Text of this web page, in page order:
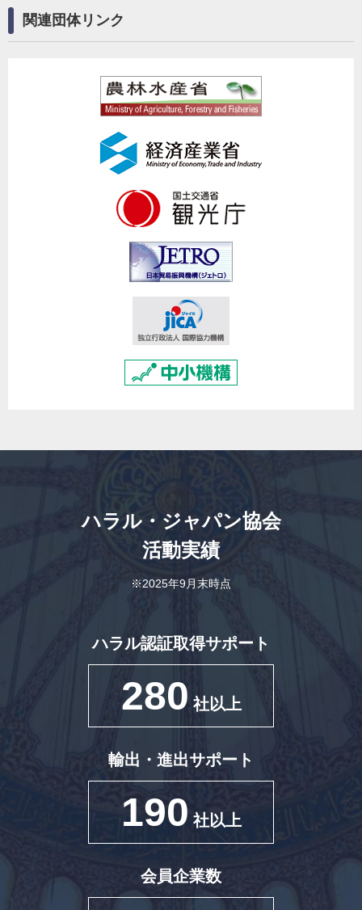
関連団体リンク
ハラル・ジャパン協会
活動実績
※2025年9月末時点
ハラル認証取得サポート
280 社以上
輸出・進出サポート
190 社以上
会員企業数